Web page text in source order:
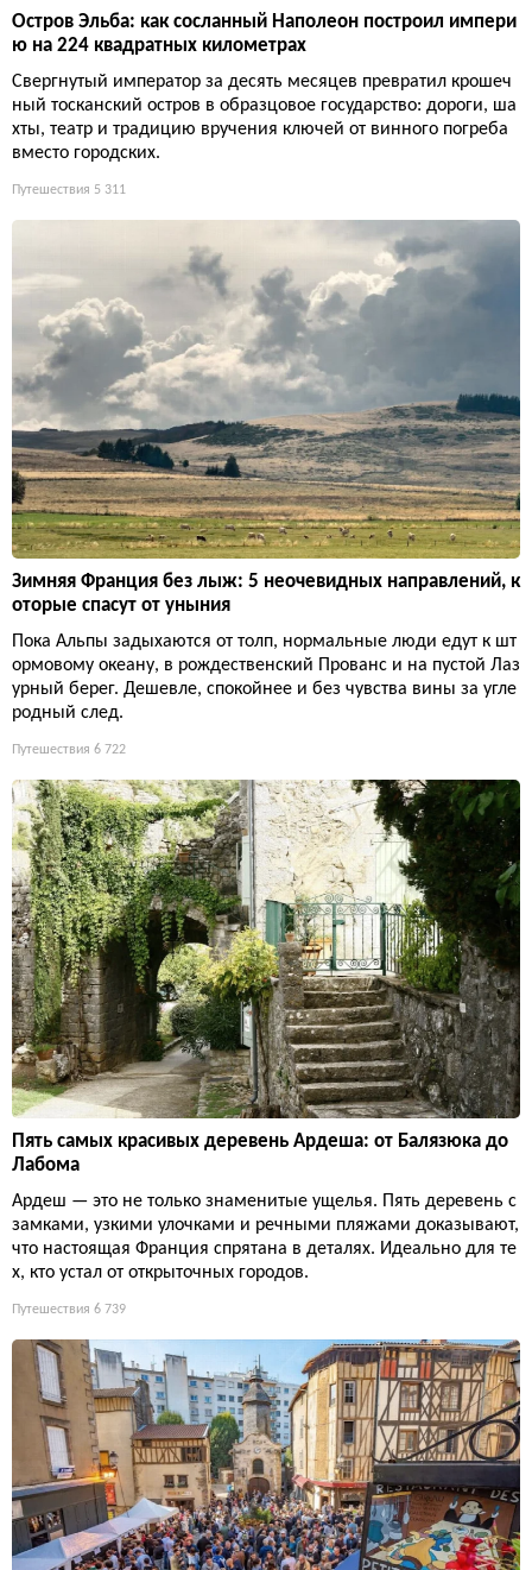
Остров Эльба: как сосланный Наполеон построил импери
ю на 224 квадратных километрах
Свергнутый император за десять месяцев превратил крошеч
ный тосканский остров в образцовое государство: дороги, ша
хты, театр и традицию вручения ключей от винного погреба
вместо городских.
Путешествия 5 311
Зимняя Франция без лыж: 5 неочевидных направлений, к
оторые спасут от уныния
Пока Альпы задыхаются от толп, нормальные люди едут к шт
ормовому океану, в рождественский Прованс и на пустой Лаз
урный берег. Дешевле, спокойнее и без чувства вины за угле
родный след.
Путешествия 6 722
Пять самых красивых деревень Ардеша: от Балязюка до
Лабома
Ардеш — это не только знаменитые ущелья. Пять деревень с
замками, узкими улочками и речными пляжами доказывают,
что настоящая Франция спрятана в деталях. Идеально для те
х, кто устал от открыточных городов.
Путешествия 6 739